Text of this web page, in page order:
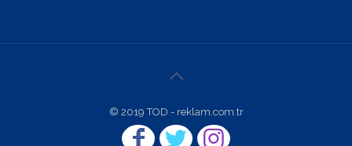
© 2019 TOD - reklam.com.tr